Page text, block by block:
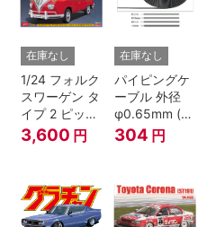
在庫なし
1/24 フォルク
スワーゲン タ
イプ 2 ピック
アップ トラッ
ク レッド/ホ
ト
3,600 円
在庫なし
パイピングケ
ーブル 外径
φ0.65mm (ブ
ラック)
304 円